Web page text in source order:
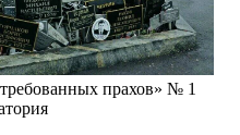
прахов» № 1